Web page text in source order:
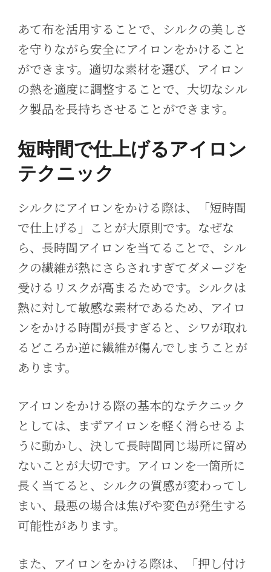
あて布を活用することで、シルクの美しさ
を守りながら安全にアイロンをかけること
ができます。適切な素材を選び、アイロン
の熱を適度に調整することで、大切なシル
ク製品を長持ちさせることができます。
短時間で仕上げるアイロン
テクニック
シルクにアイロンをかける際は、「短時間
で仕上げる」ことが大原則です。なぜな
ら、長時間アイロンを当てることで、シル
クの繊維が熱にさらされすぎてダメージを
受けるリスクが高まるためです。シルクは
熱に対して敏感な素材であるため、アイロ
ンをかける時間が長すぎると、シワが取れ
るどころか逆に繊維が傷んでしまうことが
あります。
アイロンをかける際の基本的なテクニック
としては、まずアイロンを軽く滑らせるよ
うに動かし、決して長時間同じ場所に留め
ないことが大切です。アイロンを一箇所に
長く当てると、シルクの質感が変わってし
まい、最悪の場合は焦げや変色が発生する
可能性があります。
また、アイロンをかける際は、「押し付け